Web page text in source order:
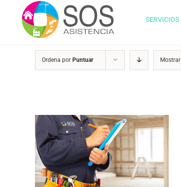
contenido
SERVICIOS
Ordena por Puntuar Mostrar